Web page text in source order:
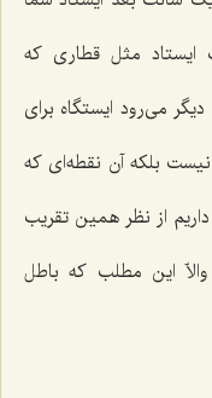
مثل قطاری که
می‌رود ایستگاه برای
بلکه آن نقطه‌ای که
از نظر همین تقریب
این مطلب که باطل